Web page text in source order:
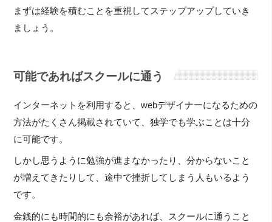
まずは経験を積むことを重視してステップアップしていき
ましょう。
可能であればスクールに通う
インターネットを利用すると、webデザイナーになるための
方法がたくさん掲載されていて、独学でも学ぶことは十分
に可能です。
しかし思うように勉強が進まなかったり、分からないこと
が増えてきたりして、途中で挫折してしまう人もいるよう
です。
金銭的にも時間的にも余裕があれば、スクールに通うこと